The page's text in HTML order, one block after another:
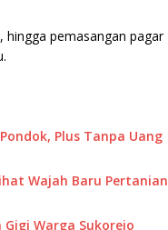
hingga pemasangan pagar
Plus Tanpa Uang
Wajah Baru Pertanian
Warga Sukorejo